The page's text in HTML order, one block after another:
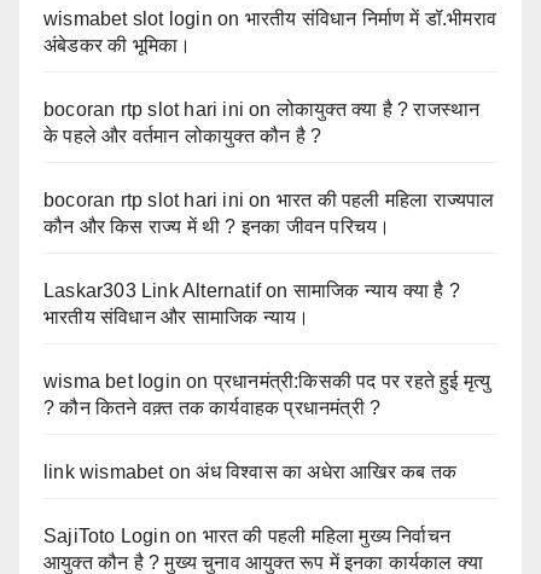
wismabet slot login on भारतीय संविधान निर्माण में डॉ.भीमराव
अंबेडकर की भूमिका।
bocoran rtp slot hari ini onलोकायुक्त क्या है ? राजस्थान
के पहले और वर्तमान लोकायुक्त कौन है ?
bocoran rtp slot hari ini on भारत की पहली महिला राज्यपाल
कौन और किस राज्य में थी ? इनका जीवन परिचय।
Laskar303 Link Alternatifonसामाजिक न्याय क्या है ?
भारतीय संविधान और सामाजिक न्याय।
wisma bet login onप्रधानमंत्री:किसकी पद पर रहते हुई मृत्यु
? कौन कितने वक़्त तक कार्यवाहक प्रधानमंत्री ?
link wismabetonअंध विश्वास का अधेरा आखिर कब तक
SajiToto Login on भारत की पहली महिला मुख्य निर्वाचन
आयुक्त कौन है ? मुख्य चुनाव आयुक्त रूप में इनका कार्यकाल क्या